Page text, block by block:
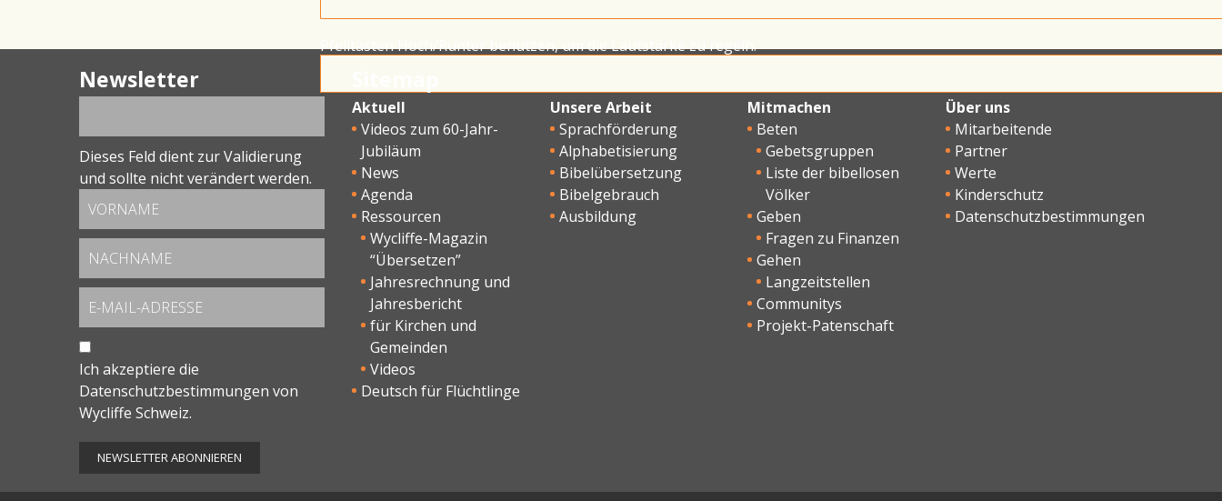
Pfeiltasten Hoch/Runter benutzen, um die Lautstärke zu regeln.
Newsletter
Dieses Feld dient zur Validierung
und sollte nicht verändert werden.
Ich akzeptiere die
Datenschutzbestimmungen von
Wycliffe Schweiz.
Aktuell
Videos zum 60-Jahr-
Jubiläum
News
Agenda
Ressourcen
Wycliffe-Magazin
“Übersetzen”
Jahresrechnung und
Jahresbericht
für Kirchen und
Gemeinden
Videos
Deutsch für Flüchtlinge
Unsere Arbeit
Sprachförderung
Alphabetisierung
Bibelübersetzung
Bibelgebrauch
Ausbildung
Mitmachen
Beten
Gebetsgruppen
Liste der bibellosen
Völker
Geben
Fragen zu Finanzen
Gehen
Langzeitstellen
Communitys
Projekt-Patenschaft
Über uns
Mitarbeitende
Partner
Werte
Kinderschutz
Datenschutzbestimmungen